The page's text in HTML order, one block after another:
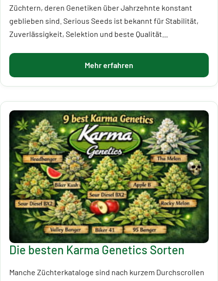
Züchtern, deren Genetiken über Jahrzehnte konstant
geblieben sind. Serious Seeds ist bekannt für Stabilität,
Zuverlässigkeit, Selektion und beste Qualität...
Mehr erfahren
Die besten Karma Genetics Sorten
Manche Züchterkataloge sind nach kurzem Durchscrollen